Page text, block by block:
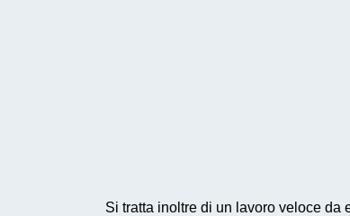
Si tratta inoltre di un lavoro veloce da